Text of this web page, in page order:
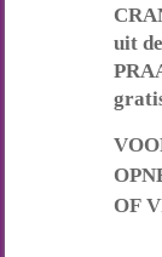
uit
OF